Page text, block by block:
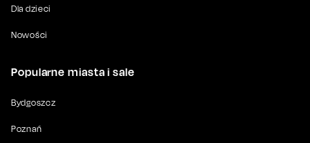
Dla dzieci
Nowości
Popularne miasta i sale
Bydgoszcz
Poznań